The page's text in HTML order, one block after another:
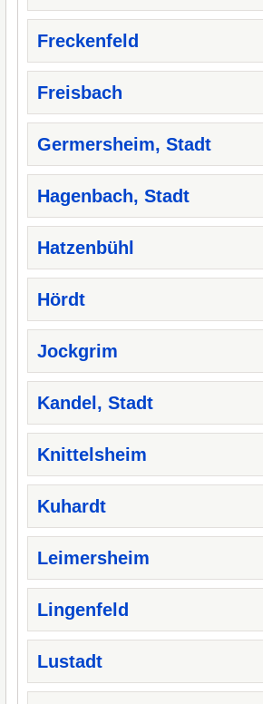
Freckenfeld
Freisbach
Germersheim, Stadt
Hagenbach, Stadt
Hatzenbühl
Hördt
Jockgrim
Kandel, Stadt
Knittelsheim
Kuhardt
Leimersheim
Lingenfeld
Lustadt